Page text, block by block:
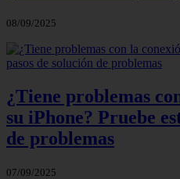
08/09/2025
¿Tiene problemas
su iPhone? Pruebe
de problemas
07/09/2025